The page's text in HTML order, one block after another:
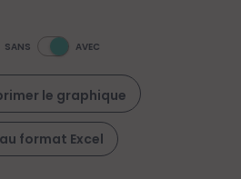
SANS AVEC
le graphique
format Excel